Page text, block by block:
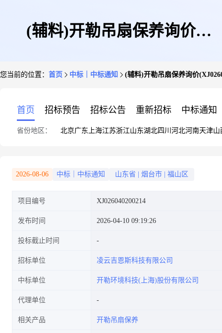
(辅料)开勒吊扇保养询价
您当前的位置： 首页 中标｜中标通知 (辅料)开勒吊扇保养询价
首页 招标预告 招标公告 重新招标 中标通知
省份地区： 北京广东 上海江苏浙江山东湖北四川 河北河南天津山
2026-08-06 中标｜中标通知 山东省 烟台市 福山区
项目编号 XJ026040200214
发布时间 2026-04-10 09:19:26
投标截止时间
招标单位 凌云吉恩斯科技有限公司
中标单位 开勒环境科技(上海)股份有限公司
代理单位
相关产品 开勒吊扇保养